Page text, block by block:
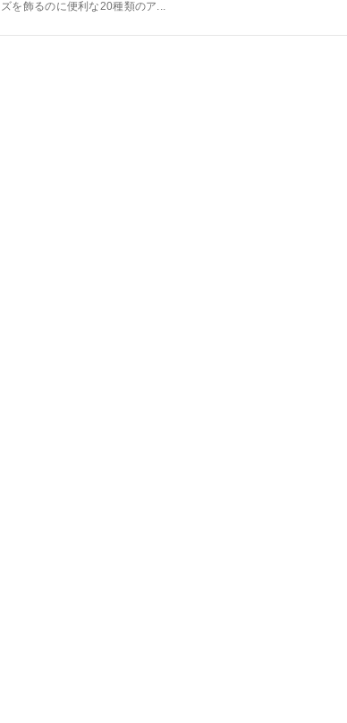
ズを飾るのに便利な20種類のア...